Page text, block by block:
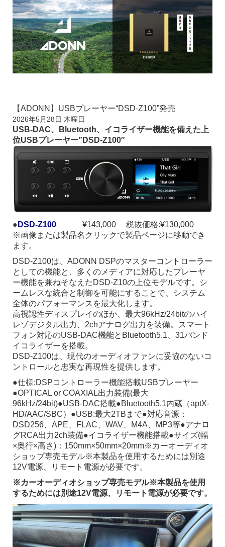
【ADONN】USBプレーヤー“DSD-Z100”発売
2026年5月28日 木曜日
USB-DAC、Bluetooth、イコライザー機能を備えた上
位USBプレーヤー”DSD-Z100″
● DSD-Z100 ¥143,000 税抜価格:¥130,000
※画像または製品名クリックで製品ページに移動でき
ます。
DSD-Z100は、ADONN DSPのマスターコントローラー
としての機能と、多くのメディアに対応したプレーヤ
ー機能を兼ねそなえたDSD-Z10の上位モデルです。シ
ームレスな統合と制御を可能にすることで、システム
全体のパフォーマンスを最大化します。
高視認性ディスプレイのほか、最大96kHz/24bitのハイ
レゾデジタル出力、2chアナログ出力を装備。スマート
フォン対応のUSB-DAC機能とBluetooth5.1、31バンド
イコライザーを搭載。
DSD-Z100は、現代のオーディオファンに妥協のないコ
ントロールと忠実な再現性を提供します。
●仕様:DSPコントローラー機能搭載USBプレーヤー
●OPTICAL or COAXIAL出力装備(最大
96kHz/24bit)●USB-DAC搭載●Bluetooth5.1内蔵（aptX-
HD/AAC/SBC）●USB:最大2TBまで●対応音源：
DSD256、APE、FLAC、WAV、M4A、MP3等●アナロ
グRCA出力2ch装備●イコライザー機能搭載●サイズ(幅
×奥行×高さ)：150mm×50mm×20mm※カーオーディオ
ショップ専売モデル※本製品を使用するためには別途
12V電源、リモート電源が必要です。
※カーオーディオショップ専売モデル※本製品を使用
するためには別途12V電源、リモート電源が必要です。